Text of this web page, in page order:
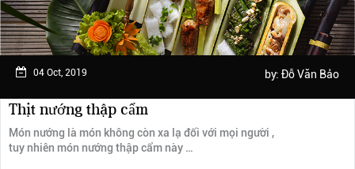
04 Oct, 2019 by: Đỗ Văn Bảo
Thịt nướng thập cẩm
Món nướng là món không còn xa lạ đối với mọi người ,
tuy nhiên món nướng thập cẩm này …